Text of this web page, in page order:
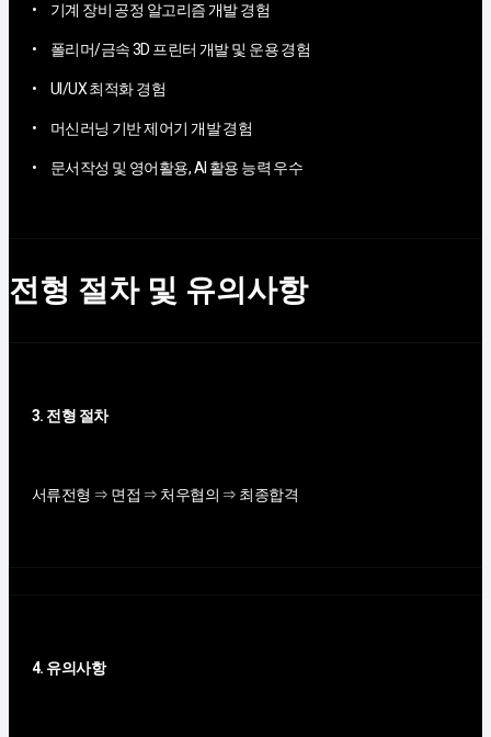
기계 장비 공정 알고리즘 개발 경험
폴리머/금속 3D 프린터 개발 및 운용 경험
UI/UX 최적화 경험
머신러닝 기반 제어기 개발 경험
문서작성 및 영어활용, AI 활용 능력 우수
전형 절차 및 유의사항
3. 전형 절차
서류전형 ⇒ 면접 ⇒ 처우협의 ⇒ 최종합격
4. 유의사항